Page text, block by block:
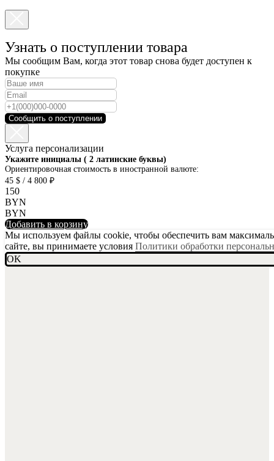
Узнать о поступлении товара
Мы сообщим Вам, когда этот товар снова будет доступен к
покупке
Сообщить о поступлении
Услуга персонализации
Укажите инициалы ( 2 латинские буквы)
Ориентировочная стоимость в иностранной валюте:
45 $ / 4 800 ₽
150
BYN
BYN
Добавить в корзину
Мы используем файлы cookie, чтобы обеспечить вам
сайте, вы принимаете условия Политики обработки
OK